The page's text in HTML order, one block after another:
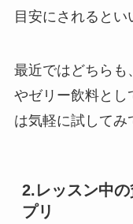
目安にされるとい
最近ではどちらも
やゼリー飲料とし
は気軽に試してみ
2.レッスン中
プリ